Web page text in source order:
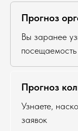
Прогноз
Вы заранее
Прогноз
Узнаете,
заявок